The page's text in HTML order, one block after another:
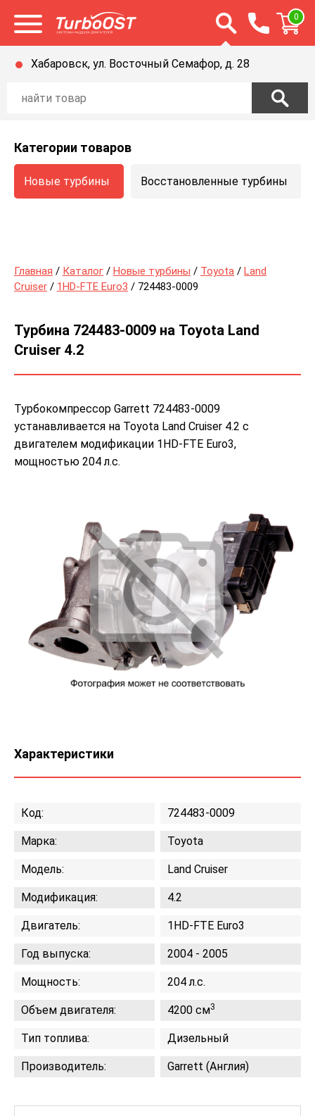
Открыть меню Открыть строку
0
Хабаровск, ул. Восточный Семафор, д. 28
Категории товаров
Новые турбины Восстановленные турбины
Главная / Каталог / Новые турбины / Toyota / Land
Cruiser / 1HD-FTE Euro3 / 724483-0009
Турбина 724483-0009 на Toyota Land
Cruiser 4.2
Турбокомпрессор Garrett 724483-0009
устанавливается на Toyota Land Cruiser 4.2 с
двигателем модификации 1HD-FTE Euro3,
мощностью 204 л.с.
Характеристики
Код: 724483-0009
Марка: Toyota
Модель: Land Cruiser
Модификация: 4.2
Двигатель: 1HD-FTE Euro3
Год выпуска: 2004 - 2005
Мощность: 204 л.с.
Объем двигателя: 4200 см3
Тип топлива: Дизельный
Производитель: Garrett (Англия)